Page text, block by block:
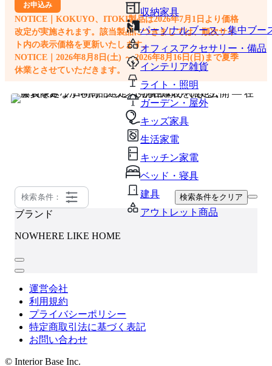
収納家具
パーソナルブース・集中ブー
オフィスアクセサリー・備品
インテリア雑貨
ライト・照明
ガーデン・屋外
キッズ家具
生活家電
キッチン家電
ベッド・寝具
建具
アウトレット商品
お申込み
NOTICE｜KOKUYO、ITOKI製品は2026年7月1日より価格
改定が実施されます。該当製品につきましては、順次サイ
ト内の表示価格を更新いたします。
NOTICE｜2026年8月8日(土) ～ 2026年8月16日(日)まで夏季
休業とさせていただきます。
検索条件： 検索条件をクリア
ブランド
NOWHERE LIKE HOME
運営会社
利用規約
プライバシーポリシー
特定商取引法に基づく表記
お問い合わせ
© Interior Base Inc.